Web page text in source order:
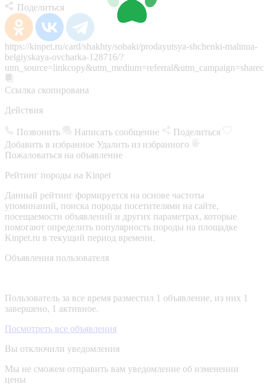
Поделиться
https://kinpet.ru/card/shakhty/sobaki/prodayutsya-shchenki-malinua-
belgiyskaya-ovcharka-128716/?
Ссылка скопирована
Действия
Позвонить Написать сообщение
Поделиться
Добавить в избранное Удалить из избранного
Пожаловаться на объявление
Рейтинг породы на Kinpet
Данный рейтинг формируется на основе частоты
упоминаний, поиска породы посетителями на сайте,
посещаемости объявлений и других параметрах, которые
помогают определить популярность породы на площадке
Kinpet.ru в текущий период времени.
Объявления пользователя
Пользователь за все время разместил 1 объявление, из них 1
завершено, 1 активное.
Посмотреть все объявления
Вы отключили уведомления
Мы не сможем отправить вам уведомление об изменении
цены